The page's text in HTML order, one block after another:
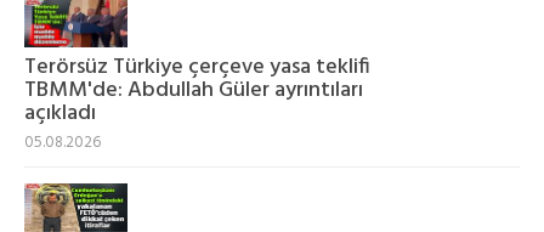
Terörsüz Türkiye çerçeve yasa teklifi
TBMM'de: Abdullah Güler ayrıntıları
açıkladı
05.08.2026